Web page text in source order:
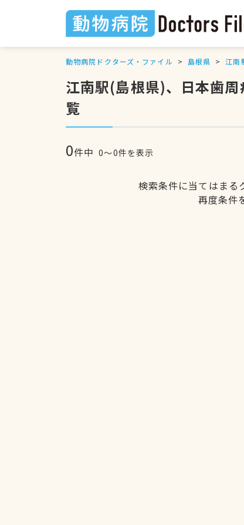
動物病院ドクターズ・ファイル 島根県 江南
江南駅(島根県)、日本歯
覧
0件中 0〜0件を表示
検索条件に当てはまる
再度条件